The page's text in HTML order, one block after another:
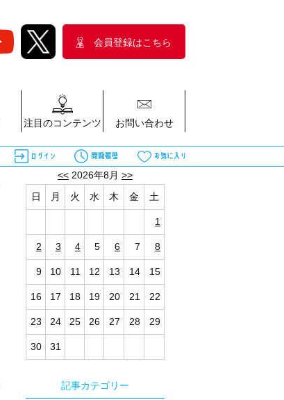
会員登録はこちら
注目のコンテンツ お問い合わせ
<< 2026年8月 >>
日
月 火 水 木 金 土
1
2 3 4 5 6 7 8
9 10 11 12 13 14 15
16 17 18 19 20 21 22
23 24 25 26 27 28 29
30 31
記事カテゴリー